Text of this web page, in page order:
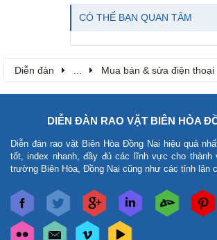
CÓ THỂ BẠN QUAN TÂM
Diễn đàn Mua bán & sửa điện thoại
DIỄN ĐÀN RAO VẶT BIÊN HÒA
Diễn đàn rao vặt Biên Hòa Đồng Nai hiệu quả
tốt, index nhanh, đầy đủ các lĩnh vực cho thành
trường Biên Hòa, Đồng Nai cũng như các tỉnh lân